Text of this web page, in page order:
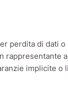
perdita di dati
rappresentante
implicite o